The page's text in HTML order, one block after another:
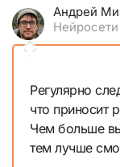
Андрей
Регулярно
что приносит
Чем больше
тем лучше